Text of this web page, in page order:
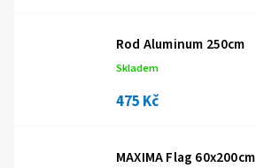
Rod Aluminum 250cm
Skladem
475 Kč
MAXIMA Flag 60x200cm